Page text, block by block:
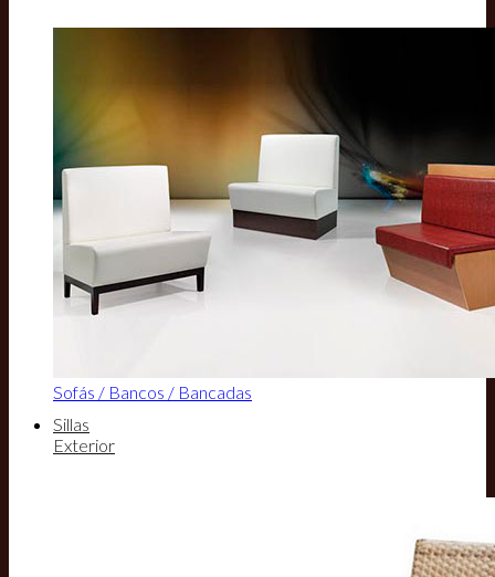
Sofás / Bancos / Bancadas
Sillas
Exterior